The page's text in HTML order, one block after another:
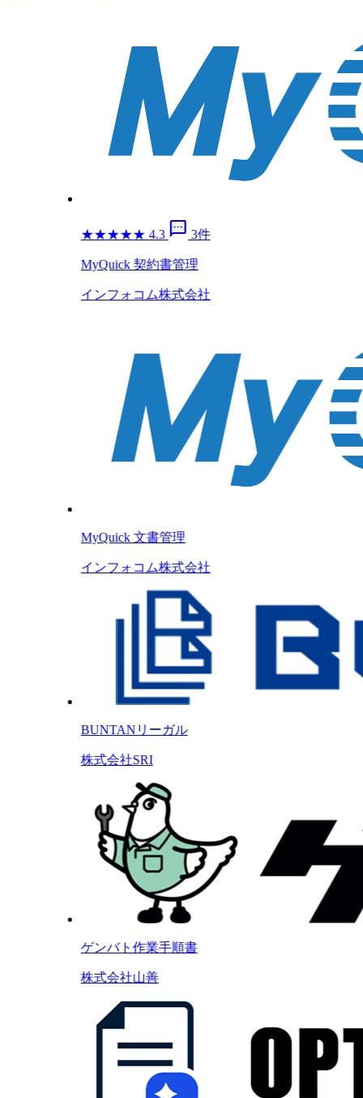
★★★★★ 4.3 sms 3件
MyQuick 契約書管理
インフォコム株式会社
MyQuick 文書管理
インフォコム株式会社
BUNTANリーガル
株式会社SRI
ゲンバト作業手順書
株式会社山善